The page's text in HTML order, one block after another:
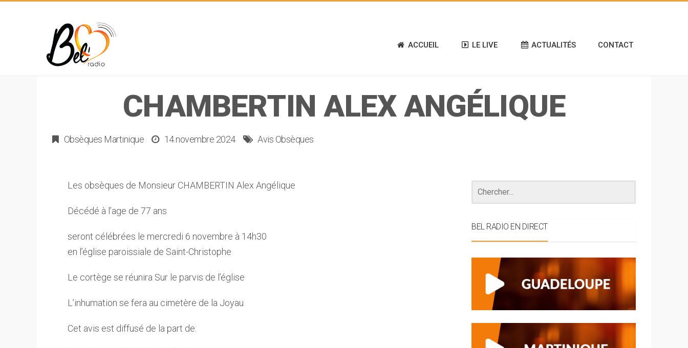
ACCUEIL LE LIVE ACTUALITÉS CONTACT
CHAMBERTIN ALEX ANGÉLIQUE
Obsèques Martinique 14 novembre 2024 Avis Obsèques
Les obsèques de Monsieur CHAMBERTIN Alex Angélique
Décédé à l’age de 77 ans
seront célébrées le mercredi 6 novembre à 14h30
en l’église paroissiale de Saint-Christophe
Le cortège se réunira Sur le parvis de l’église
L’inhumation se fera au cimetère de la Joyau
Cet avis est diffusé de la part de:
BEL RADIO EN DIRECT